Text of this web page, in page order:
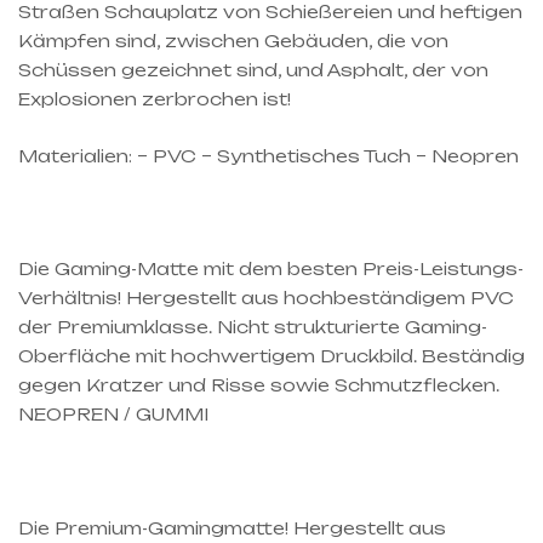
Straßen Schauplatz von Schießereien und heftigen
Kämpfen sind, zwischen Gebäuden, die von
Schüssen gezeichnet sind, und Asphalt, der von
Explosionen zerbrochen ist!
Materialien: – PVC – Synthetisches Tuch – Neopren
Die Gaming-Matte mit dem besten Preis-Leistungs-
Verhältnis! Hergestellt aus hochbeständigem PVC
der Premiumklasse. Nicht strukturierte Gaming-
Oberfläche mit hochwertigem Druckbild. Beständig
gegen Kratzer und Risse sowie Schmutzflecken.
NEOPREN / GUMMI
Die Premium-Gamingmatte! Hergestellt aus